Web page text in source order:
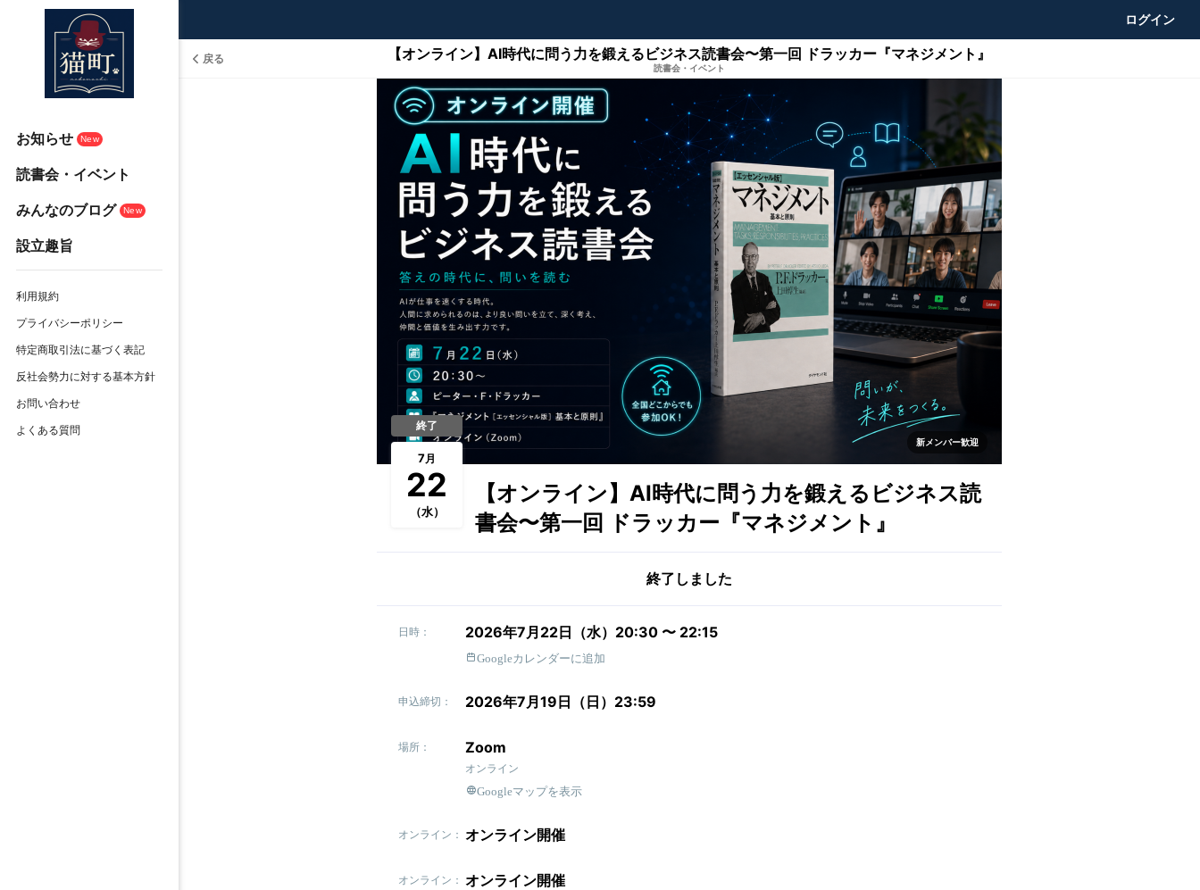
ログイン
お知らせ New
読書会・イベント
みんなのブログ
New
設立趣旨
利用規約
プライバシーポリシー
特定商取引法に基づく表記
反社会勢力に対する基本方針
お問い合わせ
よくある質問
戻る 【オンライン】AI時代に問う力を鍛えるビジネス読書会〜第一回 ドラッカー『マネジメント』
読書会・イベント
新メンバー歓迎
終了
7月
22
（水）
【オンライン】AI時代に問う力を鍛えるビジネス読
書会〜第一回 ドラッカー『マネジメント』
終了しました
日時： 2026年7月22日（水）20:30 〜 22:15
Googleカレンダーに追加
申込締切： 2026年7月19日（日）23:59
場所： Zoom
オンライン
Googleマップを表示
オンライン： オンライン開催
オンライン： オンライン開催